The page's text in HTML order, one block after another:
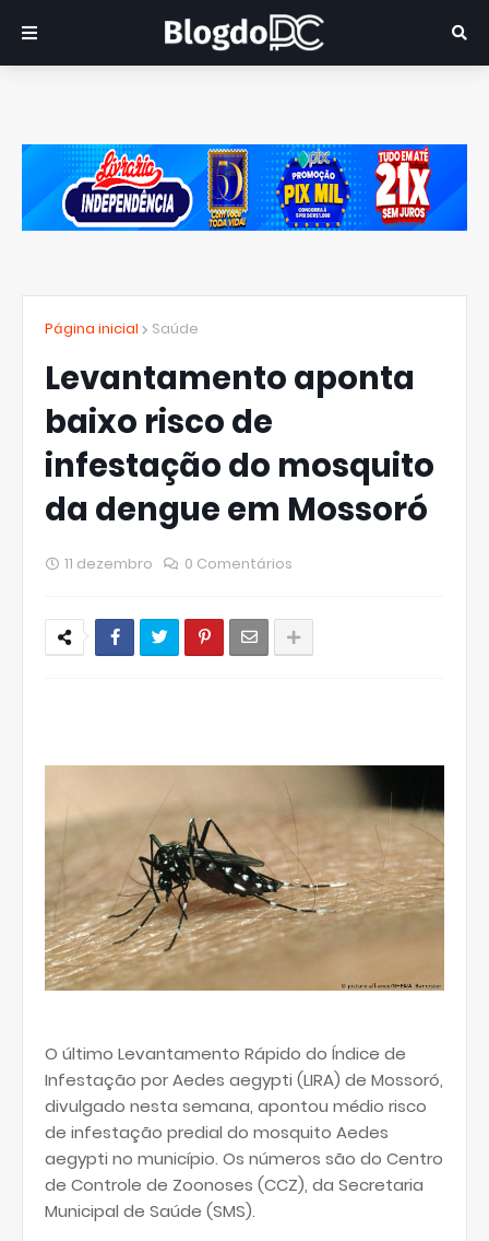
Página inicial Saúde
Levantamento aponta
baixo risco de
infestação do mosquito
da dengue em Mossoró
11 dezembro 0 Comentários
O último Levantamento Rápido do Índice de
Infestação por Aedes aegypti (LIRA) de Mossoró,
divulgado nesta semana, apontou médio risco
de infestação predial do mosquito Aedes
aegypti no município. Os números são do Centro
de Controle de Zoonoses (CCZ), da Secretaria
Municipal de Saúde (SMS).